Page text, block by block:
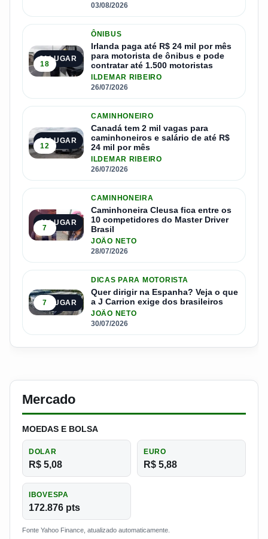
03/08/2026
2º LUGAR
18
ÔNIBUS
Irlanda paga até R$ 24 mil por mês
para motorista de ônibus e pode
contratar até 1.500 motoristas
ILDEMAR RIBEIRO
26/07/2026
3º LUGAR
12
CAMINHONEIRO
Canadá tem 2 mil vagas para
caminhoneiros e salário de até R$
24 mil por mês
ILDEMAR RIBEIRO
26/07/2026
4º LUGAR
7
CAMINHONEIRA
Caminhoneira Cleusa fica entre os
10 competidores do Master Driver
Brasil
JOÃO NETO
28/07/2026
5º LUGAR
7
DICAS PARA MOTORISTA
Quer dirigir na Espanha? Veja o que
a J Carrion exige dos brasileiros
JOÃO NETO
30/07/2026
Mercado
MOEDAS E BOLSA
DOLAR
R$ 5,08
EURO
R$ 5,88
IBOVESPA
172.876 pts
Fonte Yahoo Finance, atualizado automaticamente.